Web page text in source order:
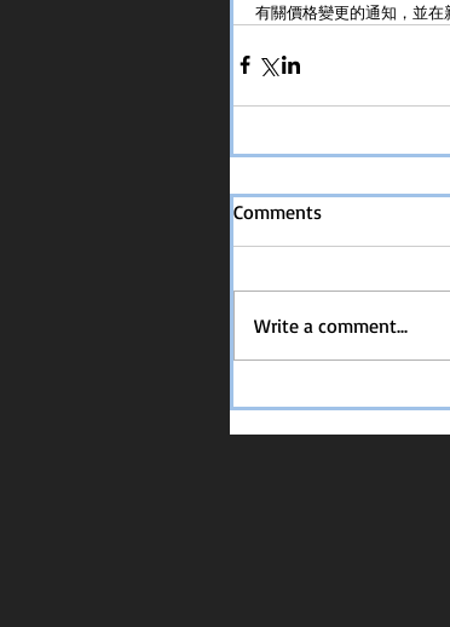
有關價格變更的通知，並在
Comments
Write a comment...